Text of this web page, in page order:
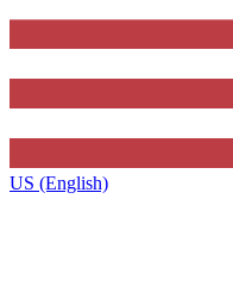
US (English)